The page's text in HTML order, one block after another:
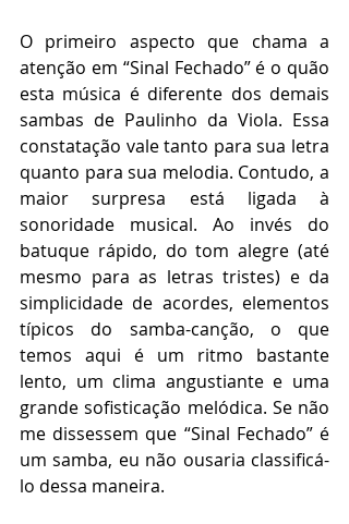
O primeiro aspecto que chama a
atenção em “Sinal Fechado” é o quão
esta música é diferente dos demais
sambas de Paulinho da Viola. Essa
constatação vale tanto para sua letra
quanto para sua melodia. Contudo, a
maior surpresa está ligada à
sonoridade musical. Ao invés do
batuque rápido, do tom alegre (até
mesmo para as letras tristes) e da
simplicidade de acordes, elementos
típicos do samba-canção, o que
temos aqui é um ritmo bastante
lento, um clima angustiante e uma
grande sofisticação melódica. Se não
me dissessem que “Sinal Fechado” é
um samba, eu não ousaria classificá-
lo dessa maneira.